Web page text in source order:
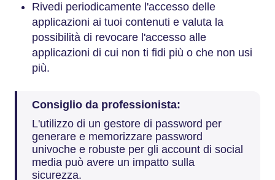
Rivedi periodicamente l'accesso delle
applicazioni ai tuoi contenuti e valuta la
possibilità di revocare l'accesso alle
applicazioni di cui non ti fidi più o che non usi
più.
Consiglio da professionista:
L'utilizzo di un gestore di password per
generare e memorizzare password
univoche e robuste per gli account di social
media può avere un impatto sulla
sicurezza.